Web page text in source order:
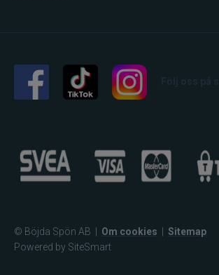
© Böjda Spön AB | Om cookies | Sitemap
Powered by SiteSmart